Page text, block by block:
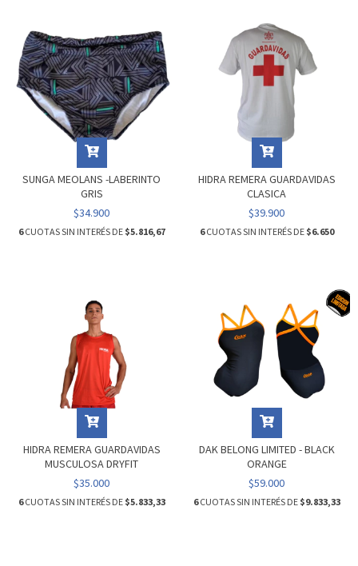
SUNGA MEOLANS -LABERINTO
GRIS
$34.900
6CUOTAS SIN INTERÉS DE $5.816,67
HIDRA REMERA GUARDAVIDAS
CLASICA
$39.900
6CUOTAS SIN INTERÉS DE $6.650
HIDRA REMERA GUARDAVIDAS
MUSCULOSA DRYFIT
$35.000
6CUOTAS SIN INTERÉS DE $5.833,33
DAK BELONG LIMITED - BLACK
ORANGE
$59.000
6CUOTAS SIN INTERÉS DE $9.833,33